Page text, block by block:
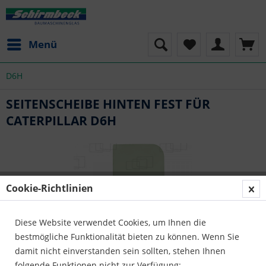
Menü
D6H
SEITENSCHEIBE HINTEN FEST FÜR
CATERPILLAR D6H
Cookie-Richtlinien
Diese Website verwendet Cookies, um Ihnen die
bestmögliche Funktionalität bieten zu können. Wenn Sie
damit nicht einverstanden sein sollten, stehen Ihnen